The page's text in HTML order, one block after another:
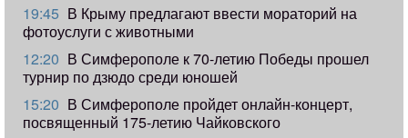
19:45 В Крыму предлагают ввести мораторий на
фотоуслуги с животными
12:20 В Симферополе к 70-летию Победы прошел
турнир по дзюдо среди юношей
15:20 В Симферополе пройдет онлайн-концерт,
посвященный 175-летию Чайковского